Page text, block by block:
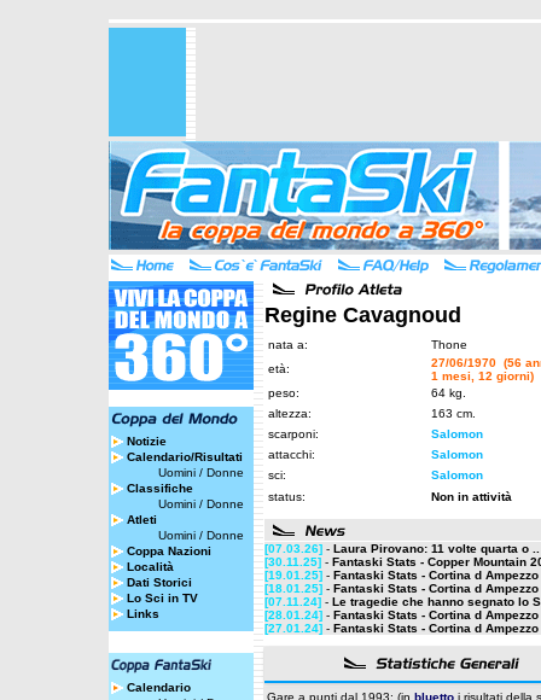
Notizie
Calendario/Risultati
Uomini / Donne
Classifiche
Uomini / Donne
Atleti
Uomini / Donne
Coppa Nazioni
Località
Dati Storici
Lo Sci in TV
Links
Calendario
Regine Cavagnoud
nata a:
Thone
età:
27/06/1970 (56
1 mesi, 12 giorni)
peso:
64 kg.
altezza:
163 cm.
scarponi:
Salomon
attacchi:
Salomon
sci:
Salomon
status:
Non in attività
[07.03.26] - Laura Pirovano: 11 volte quarta o ..
[30.11.25] - Fantaski Stats - Copper Mountain
[19.01.25] - Fantaski Stats - Cortina d Ampezzo
[18.01.25] - Fantaski Stats - Cortina d Ampezzo
[07.11.24] - Le tragedie che hanno segnato lo
[28.01.24] - Fantaski Stats - Cortina d Ampezzo
[27.01.24] - Fantaski Stats - Cortina d Ampezzo
Gare a punti dal 1993: (in bluetto i risultati della